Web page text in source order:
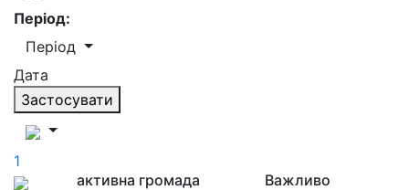
Період:
Період
Дата
Застосувати
1
активна громада
Важливо